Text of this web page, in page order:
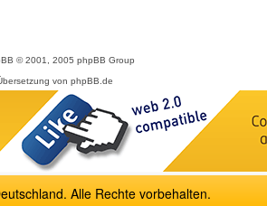
© 2001, 2005 phpBB Group
von phpBB.de
Alle Rechte vorbehalten.